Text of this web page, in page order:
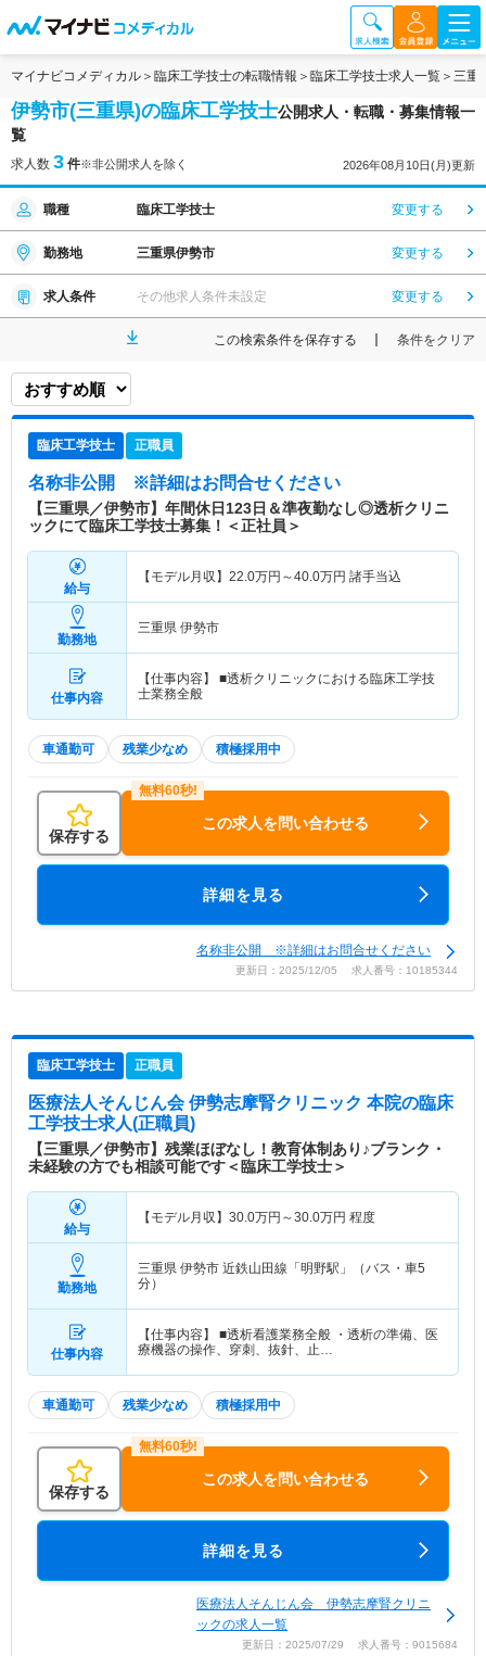
マイナビコメディカル 臨床工学技士の転職情報 臨床工学技士求人一覧 三重
伊勢市(三重県)の臨床工学技士公開求人・転職・募集情報一
覧
求人数 3 件※非公開求人を除く 2026年08月10日(月)更新
職種 臨床工学技士 変更する
勤務地 三重県伊勢市 変更する
求人条件 その他求人条件未設定 変更する
この検索条件を保存する 条件をクリア
臨床工学技士 正職員
名称非公開 ※詳細はお問合せください
【三重県／伊勢市】年間休日123日＆準夜勤なし◎透析クリニ
ックにて臨床工学技士募集！＜正社員＞
給与
【モデル月収】 22.0万円～40.0万円 諸手当込
勤務地
三重県 伊勢市
仕事内容
【仕事内容】 ■透析クリニックにおける臨床工学技
士業務全般
車通勤可 残業少なめ 積極採用中
保存する
この求人を問い合わせる
詳細を見る
名称非公開 ※詳細はお問合せください
更新日：2025/12/05 求人番号：10185344
臨床工学技士 正職員
医療法人そんじん会 伊勢志摩腎クリニック 本院の臨床
工学技士求人(正職員)
【三重県／伊勢市】残業ほぼなし！教育体制あり♪ブランク・
未経験の方でも相談可能です＜臨床工学技士＞
給与
【モデル月収】 30.0万円～30.0万円 程度
勤務地
三重県 伊勢市 近鉄山田線「明野駅」（バス・車5
分）
仕事内容
【仕事内容】 ■透析看護業務全般 ・透析の準備、医
療機器の操作、穿刺、抜針、止…
車通勤可 残業少なめ 積極採用中
保存する
この求人を問い合わせる
詳細を見る
医療法人そんじん会 伊勢志摩腎クリニ
ックの求人一覧
更新日：2025/07/29 求人番号：9015684